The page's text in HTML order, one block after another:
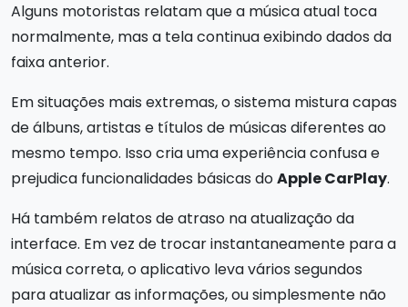
Alguns motoristas relatam que a música atual toca
normalmente, mas a tela continua exibindo dados da
faixa anterior.
Em situações mais extremas, o sistema mistura capas
de álbuns, artistas e títulos de músicas diferentes ao
mesmo tempo. Isso cria uma experiência confusa e
prejudica funcionalidades básicas doApple CarPlay.
Há também relatos de atraso na atualização da
interface. Em vez de trocar instantaneamente para a
música correta, o aplicativo leva vários segundos
para atualizar as informações, ou simplesmente não